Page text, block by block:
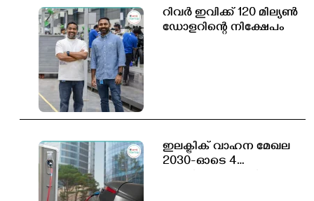
റിവർ ഇവിക്ക് 120 മില്യൺ
ഡോളറിന്റെ നിക്ഷേപം
ഇലക്ട്രിക് വാഹന മേഖല
2030-ഓടെ 4